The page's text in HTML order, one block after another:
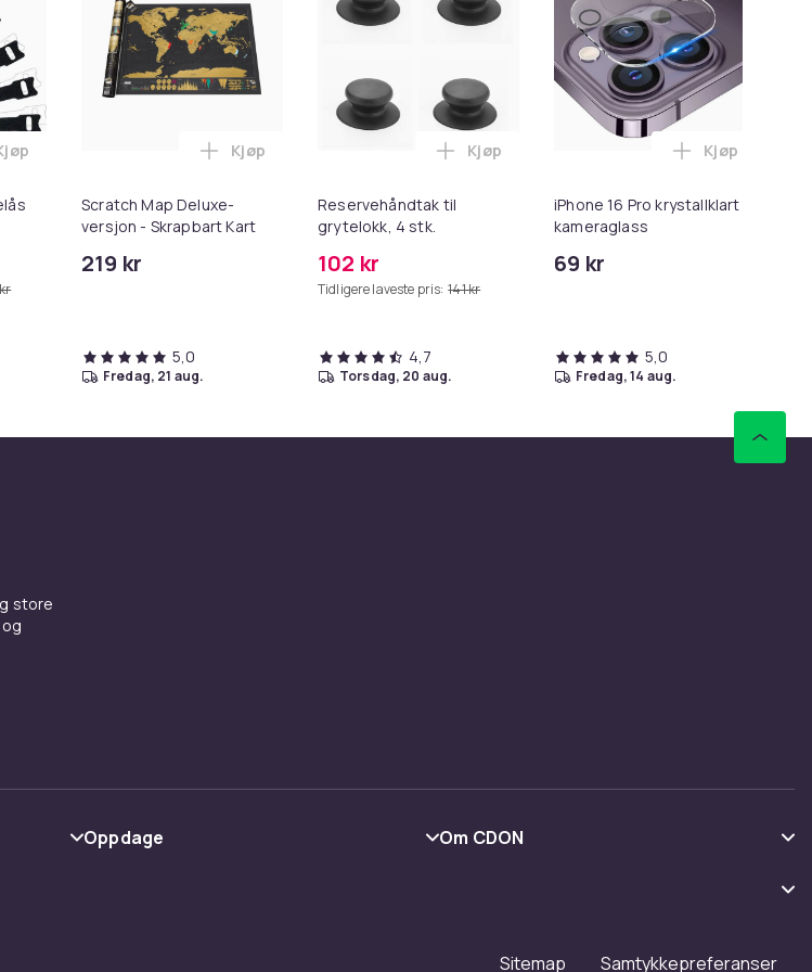
med hansker Grey 16.5x19.5x5 cm i handlekurven
Kabelbånd med borrelås 100-pakning, svart i handlekurven
Scratch Map Deluxe-
versjon - Skrapbart Kart
219 kr
Legg Scratch Map Deluxe-versjon - Skrapbart Kart i handlekurven
Kjøp
5,0
fredag, 21 aug.
Reservehåndtak til
grytelokk, 4 stk.
102 kr
Tidligere laveste pris: 141 kr
Legg Reservehåndtak til grytelokk, 4 stk. i
Kjøp
4,7
torsdag, 20 aug.
iPhone 16 Pro krystallklart
kameraglass
69 kr
Legg iPhone
Kjøp
5,0
fredag, 14 aug.
store
Oppdage
Om CDON
Jobbe på CDON
Sitemap Samtykkepreferanser